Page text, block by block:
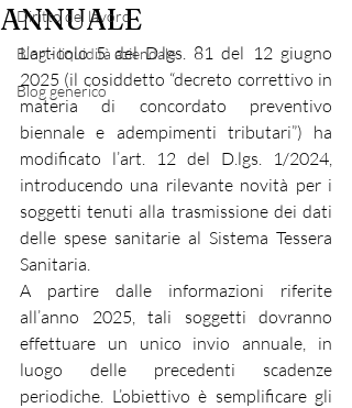
Diritto del lavoro
Blog - liquidità aziendale
Blog generico
ANNUALE
L’articolo 5 del D.lgs. 81 del 12 giugno
2025 (il cosiddetto “decreto correttivo in
materia di concordato preventivo
biennale e adempimenti tributari”) ha
modificato l’art. 12 del D.lgs. 1/2024,
introducendo una rilevante novità per i
soggetti tenuti alla trasmissione dei dati
delle spese sanitarie al Sistema Tessera
Sanitaria.
A partire dalle informazioni riferite
all’anno 2025, tali soggetti dovranno
effettuare un unico invio annuale, in
luogo delle precedenti scadenze
periodiche. L’obiettivo è semplificare gli